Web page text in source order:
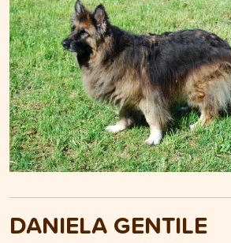
DANIELA GENTILE